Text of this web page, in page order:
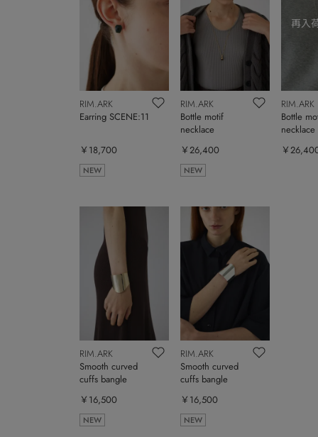
RIM.ARK
Earring SCENE:11
￥18,700
NEW
RIM.ARK
Bottle motif
necklace
￥26,400
NEW
RIM.ARK
Bottle
necklace
￥
RIM.ARK
Smooth curved
cuffs bangle
￥16,500
NEW
RIM.ARK
Smooth curved
cuffs bangle
￥16,500
NEW